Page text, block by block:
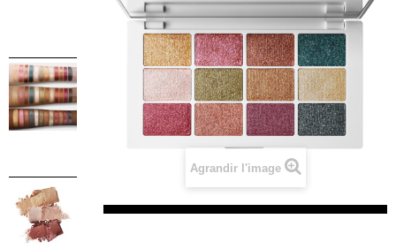
Agrandir l'image